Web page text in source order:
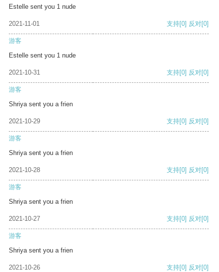
Estelle sent you 1 nude
2021-11-01 支持[0] 反对[0]
游客
Estelle sent you 1 nude
2021-10-31 支持[0] 反对[0]
游客
Shriya sent you a frien
2021-10-29 支持[0] 反对[0]
游客
Shriya sent you a frien
2021-10-28 支持[0] 反对[0]
游客
Shriya sent you a frien
2021-10-27 支持[0] 反对[0]
游客
Shriya sent you a frien
2021-10-26 支持[0] 反对[0]